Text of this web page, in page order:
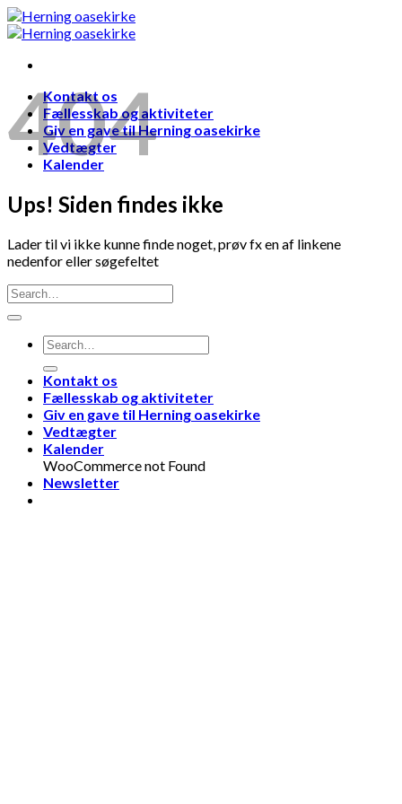
Skip
to
Kontakt os
Fællesskab og aktiviteter
Giv en gave til Herning oasekirke
Vedtægter
Kalender
404
Ups! Siden findes ikke
Lader til vi ikke kunne finde noget, prøv fx en af linkene
nedenfor eller søgefeltet
Kontakt os
Fællesskab og aktiviteter
Giv en gave til Herning oasekirke
Vedtægter
Kalender
WooCommerce not Found
Newsletter